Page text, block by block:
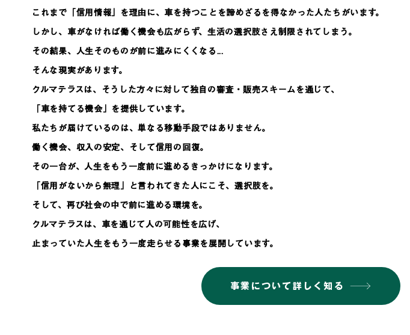
これまで「信用情報」を理由に、車を持つことを諦めざるを得なかった人たちがいます。
しかし、車がなければ働く機会も広がらず、生活の選択肢さえ制限されてしまう。
その結果、人生そのものが前に進みにくくなる...
そんな現実があります。
クルマテラスは、そうした方々に対して独自の審査・販売スキームを通じて、
「車を持てる機会」を提供しています。
私たちが届けているのは、単なる移動手段ではありません。
働く機会、収入の安定、そして信用の回復。
その一台が、人生をもう一度前に進めるきっかけになります。
「信用がないから無理」と言われてきた人にこそ、選択肢を。
そして、再び社会の中で前に進める環境を。
クルマテラスは、車を通じて人の可能性を広げ、
止まっていた人生をもう一度走らせる事業を展開しています。
事業について詳しく知る